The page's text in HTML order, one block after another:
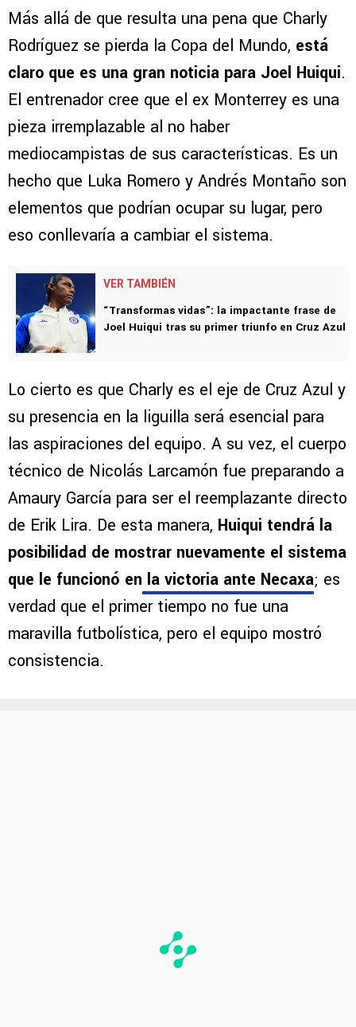
Más allá de que resulta una pena que Charly
Rodríguez se pierda la Copa del Mundo, está
claro que es una gran noticia para Joel Huiqui.
El entrenador cree que el ex Monterrey es una
pieza irremplazable al no haber
mediocampistas de sus características. Es un
hecho que Luka Romero y Andrés Montaño son
elementos que podrían ocupar su lugar, pero
eso conllevaría a cambiar el sistema.
VER TAMBIÉN
“Transformas vidas”: la impactante frase de
Joel Huiqui tras su primer triunfo en Cruz Azul
Lo cierto es que Charly es el eje de Cruz Azul y
su presencia en la liguilla será esencial para
las aspiraciones del equipo. A su vez, el cuerpo
técnico de Nicolás Larcamón fue preparando a
Amaury García para ser el reemplazante directo
de Erik Lira. De esta manera, Huiqui tendrá la
posibilidad de mostrar nuevamente el sistema
que le funcionó en la victoria ante Necaxa; es
verdad que el primer tiempo no fue una
maravilla futbolística, pero el equipo mostró
consistencia.